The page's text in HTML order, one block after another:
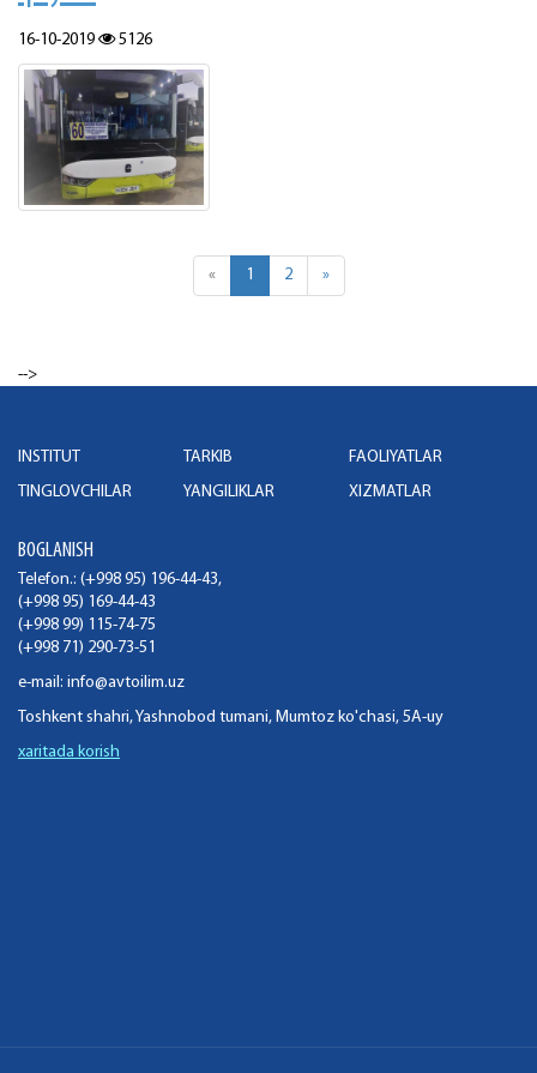
16-10-2019 5126
« 1 2 »
-->
INSTITUT TARKIB
FAOLIYATLAR
TINGLOVCHILAR
YANGILIKLAR XIZMATLAR
BOGLANISH
Telefon.: (+998 95) 196-44-43,
(+998 95) 169-44-43
(+998 99) 115-74-75
(+998 71) 290-73-51
e-mail: info@avtoilim.uz
Toshkent shahri, Yashnobod tumani, Mumtoz ko'chasi, 5A-uy
xaritada korish